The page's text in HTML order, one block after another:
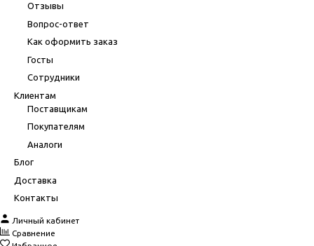
Отзывы
Вопрос-ответ
Как оформить заказ
Госты
Сотрудники
Клиентам
Поставщикам
Покупателям
Аналоги
Блог
Доставка
Контакты
Личный кабинет
Сравнение